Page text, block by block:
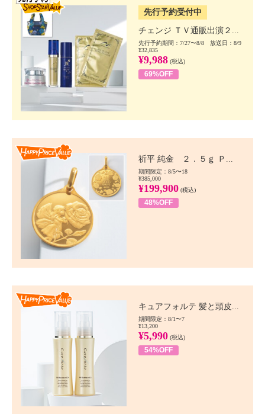
先行予約受付中
チェンジ ＴＶ通販出演２...
先行予約期間：7/27〜8/8 放送日：8/9
¥32,835
¥9,988 (税込)
69%OFF
祈平 純金 ２．５ｇ Ｐ...
期間限定：8/5〜18
¥385,000
¥199,900 (税込)
48%OFF
キュアフォルテ 髪と頭皮...
期間限定：8/1〜7
¥13,200
¥5,990 (税込)
54%OFF